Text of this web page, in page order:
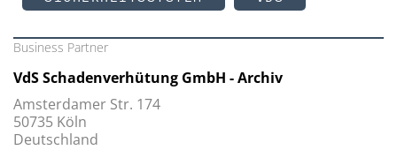
Business Partner
VdS Schadenverhütung GmbH - Archiv
Amsterdamer Str. 174
50735 Köln
Deutschland